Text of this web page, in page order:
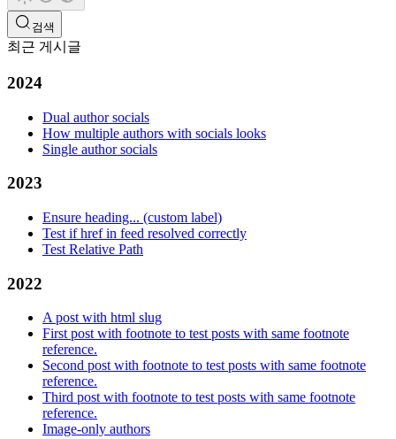
검색
최근 게시글
2024
Dual author socials
How multiple authors with socials looks
Single author socials
2023
Ensure heading... (custom label)
Test if href in feed resolved correctly
Test Relative Path
2022
A post with html slug
First post with footnote to test posts with same footnote
reference.
Second post with footnote to test posts with same footnote
reference.
Third post with footnote to test posts with same footnote
reference.
Image-only authors